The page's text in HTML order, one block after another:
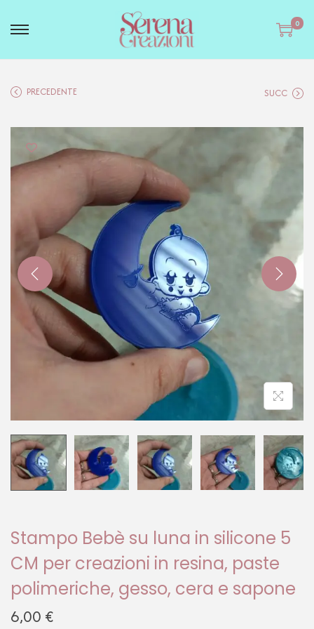
0
PRECEDENTE SUCC
Stampo Bebè su luna in silicone 5
CM per creazioni in resina, paste
polimeriche, gesso, cera e sapone
6,00 €